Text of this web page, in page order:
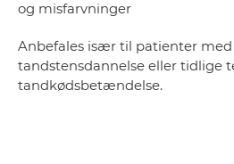
og misfarvninger
Anbefales især til patienter
tandstensdannelse eller tidlige
tandkødsbetændelse.